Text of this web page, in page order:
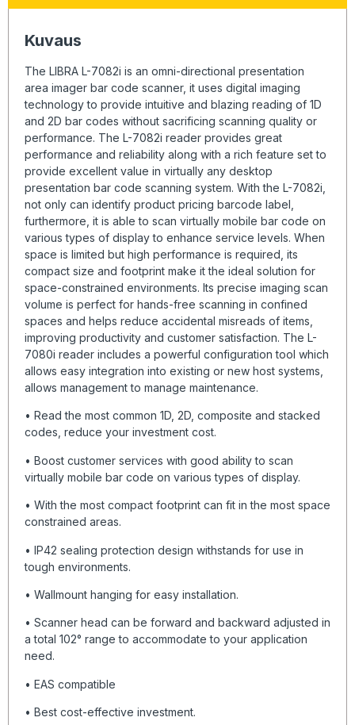
Kuvaus
The LIBRA L-7082i is an omni-directional presentation
area imager bar code scanner, it uses digital imaging
technology to provide intuitive and blazing reading of 1D
and 2D bar codes without sacrificing scanning quality or
performance. The L-7082i reader provides great
performance and reliability along with a rich feature set to
provide excellent value in virtually any desktop
presentation bar code scanning system. With the L-7082i,
not only can identify product pricing barcode label,
furthermore, it is able to scan virtually mobile bar code on
various types of display to enhance service levels. When
space is limited but high performance is required, its
compact size and footprint make it the ideal solution for
space-constrained environments. Its precise imaging scan
volume is perfect for hands-free scanning in confined
spaces and helps reduce accidental misreads of items,
improving productivity and customer satisfaction. The L-
7080i reader includes a powerful configuration tool which
allows easy integration into existing or new host systems,
allows management to manage maintenance.
• Read the most common 1D, 2D, composite and stacked
codes, reduce your investment cost.
• Boost customer services with good ability to scan
virtually mobile bar code on various types of display.
• With the most compact footprint can fit in the most space
constrained areas.
• IP42 sealing protection design withstands for use in
tough environments.
• Wallmount hanging for easy installation.
• Scanner head can be forward and backward adjusted in
a total 102° range to accommodate to your application
need.
• EAS compatible
• Best cost-effective investment.